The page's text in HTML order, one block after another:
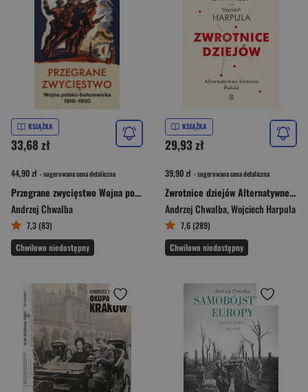
KSIĄŻKA
33,68 zł
44,90 zł - sugerowana cena detaliczna
Przegrane zwycięstwo Wojna polsko-bolszewicka 1918–1920
Andrzej Chwalba
7,3 (83)
Chwilowo niedostępny
KSIĄŻKA
29,93 zł
39,90 zł - sugerowana cena detaliczna
Zwrotnice dziejów Alternatywne historie Polski
Andrzej Chwalba,Wojciech Harpula
7,6 (289)
Chwilowo niedostępny